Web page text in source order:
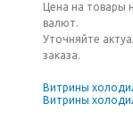
Цена на товары
валют.
Уточняйте
заказа.
Витрины
Витрины